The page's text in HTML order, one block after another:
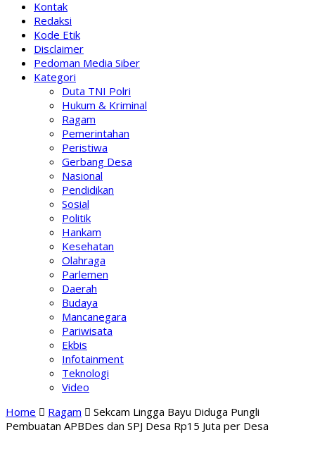
Kontak
Redaksi
Kode Etik
Disclaimer
Pedoman Media Siber
Kategori
Duta TNI Polri
Hukum & Kriminal
Ragam
Pemerintahan
Peristiwa
Gerbang Desa
Nasional
Pendidikan
Sosial
Politik
Hankam
Kesehatan
Olahraga
Parlemen
Daerah
Budaya
Mancanegara
Pariwisata
Ekbis
Infotainment
Teknologi
Video
Home
Ragam
Sekcam Lingga Bayu Diduga Pungli
Pembuatan APBDes dan SPJ Desa Rp15 Juta per Desa